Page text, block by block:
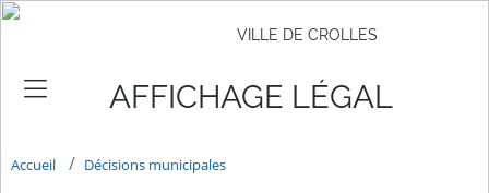
VILLE DE CROLLES
AFFICHAGE LÉGAL
Accueil Décisions municipales